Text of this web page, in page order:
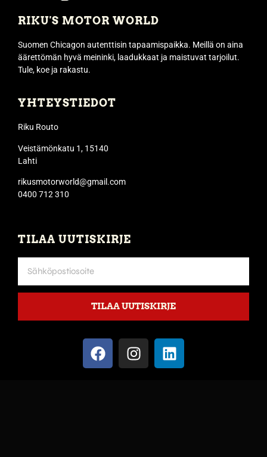
RIKU'S MOTOR WORLD
Suomen Chicagon autenttisin tapaamispaikka. Meillä on aina
äärettömän hyvä meininki, laadukkaat ja maistuvat tarjoilut.
Tule, koe ja rakastu.
YHTEYSTIEDOT
Riku Routo
Veistämönkatu 1, 15140
Lahti
rikusmotorworld@gmail.com
0400 712 310
TILAA UUTISKIRJE
TILAA UUTISKIRJE